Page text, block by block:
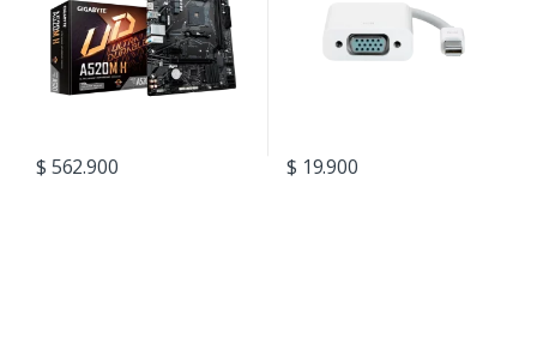
$ 562.900 $ 19.900